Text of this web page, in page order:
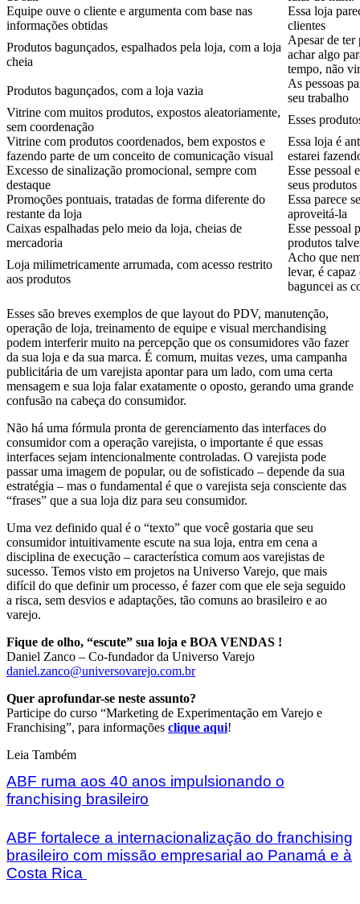
Equipe ouve o cliente e argumenta com base nas
informações obtidas
Essa loja
clientes
Produtos bagunçados, espalhados pela loja, com a loja
cheia
Apesar de
achar algo
tempo, não
Produtos bagunçados, com a loja vazia
As pessoas
seu trabalho
Vitrine com muitos produtos, expostos aleatoriamente,
sem coordenação
Esses
Vitrine com produtos coordenados, bem expostos e
fazendo parte de um conceito de comunicação visual
Essa loja é
estarei
Excesso de sinalização promocional, sempre com
destaque
Esse pessoal
seus
Promoções pontuais, tratadas de forma diferente do
restante da loja
Essa parece
aproveitá-la
Caixas espalhadas pelo meio da loja, cheias de
mercadoria
Esse pessoal
produtos
Loja milimetricamente arrumada, com acesso restrito
aos produtos
Acho que
levar, é
baguncei as
Esses são breves exemplos de que layout do PDV, manutenção,
operação de loja, treinamento de equipe e visual merchandising
podem interferir muito na percepção que os consumidores vão fazer
da sua loja e da sua marca. É comum, muitas vezes, uma campanha
publicitária de um varejista apontar para um lado, com uma certa
mensagem e sua loja falar exatamente o oposto, gerando uma grande
confusão na cabeça do consumidor.
Não há uma fórmula pronta de gerenciamento das interfaces do
consumidor com a operação varejista, o importante é que essas
interfaces sejam intencionalmente controladas. O varejista pode
passar uma imagem de popular, ou de sofisticado – depende da sua
estratégia – mas o fundamental é que o varejista seja consciente das
“frases” que a sua loja diz para seu consumidor.
Uma vez definido qual é o “texto” que você gostaria que seu
consumidor intuitivamente escute na sua loja, entra em cena a
disciplina de execução – característica comum aos varejistas de
sucesso. Temos visto em projetos na Universo Varejo, que mais
difícil do que definir um processo, é fazer com que ele seja seguido
a risca, sem desvios e adaptações, tão comuns ao brasileiro e ao
varejo.
Fique de olho, “escute” sua loja e BOA VENDAS !
Daniel Zanco – Co-fundador da Universo Varejo
daniel.zanco@universovarejo.com.br
Quer aprofundar-se neste assunto?
Participe do curso “Marketing de Experimentação em Varejo e
Franchising”, para informações clique aqui!
Leia Também
ABF ruma aos 40 anos impulsionando o
franchising brasileiro
ABF fortalece a internacionalização do franchising
brasileiro com missão empresarial ao Panamá e à
Costa Rica